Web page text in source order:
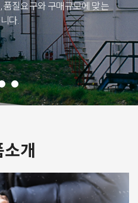
품질요구와 구매규모에 맞는
다.
개